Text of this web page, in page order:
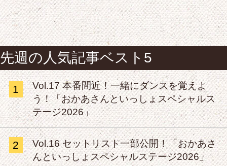
先週の人気記事ベスト5
1
Vol.17 本番間近！一緒にダンスを覚えよ
う！「おかあさんといっしょスペシャルス
テージ2026」
2
Vol.16 セットリスト一部公開！「おかあさ
んといっしょスペシャルステージ2026」